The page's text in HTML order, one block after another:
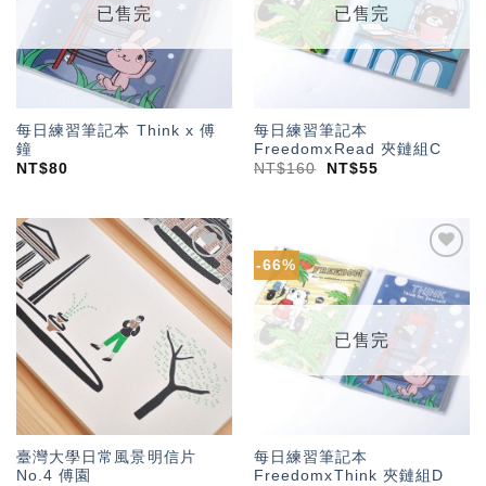
已售完
每日練習筆記本 Think x 傅
鐘
NT$80
已售完
每日練習筆記本
FreedomxRead 夾鏈組C
NT$160 NT$55
加入
「願
望輕
單」
臺灣大學日常風景明信片
No.4 傅園
-66%
「願
望輕
已售完
每日練習筆記本
FreedomxThink 夾鏈組D